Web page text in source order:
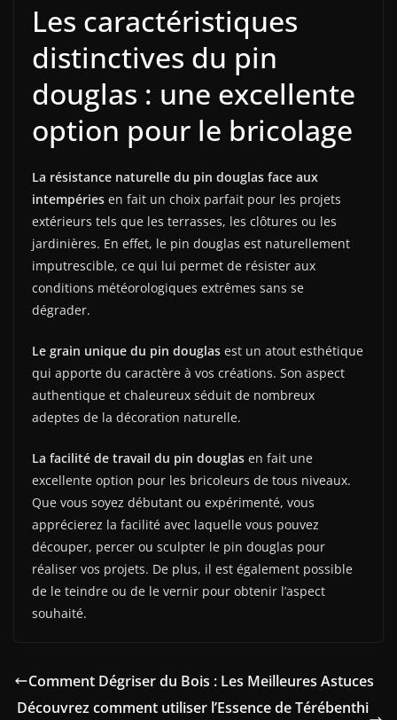
Les caractéristiques
distinctives du pin
douglas : une excellente
option pour le bricolage
La résistance naturelle du pin douglas face aux
intempéries en fait un choix parfait pour les projets
extérieurs tels que les terrasses, les clôtures ou les
jardinières. En effet, le pin douglas est naturellement
imputrescible, ce qui lui permet de résister aux
conditions météorologiques extrêmes sans se
dégrader.
Le grain unique du pin douglas est un atout esthétique
qui apporte du caractère à vos créations. Son aspect
authentique et chaleureux séduit de nombreux
adeptes de la décoration naturelle.
La facilité de travail du pin douglas en fait une
excellente option pour les bricoleurs de tous niveaux.
Que vous soyez débutant ou expérimenté, vous
apprécierez la facilité avec laquelle vous pouvez
découper, percer ou sculpter le pin douglas pour
réaliser vos projets. De plus, il est également possible
de le teindre ou de le vernir pour obtenir l’aspect
souhaité.
Comment Dégriser du Bois : Les Meilleures Astuces
Découvrez comment utiliser l’Essence de Térébenthi